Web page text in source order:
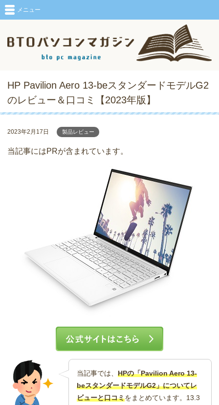
メニュー
HP Pavilion Aero 13-beスタンダードモデルG2
のレビュー＆口コミ【2023年版】
2023年2月17日 製品レビュー
当記事にはPRが含まれています。
当記事では、HPの「Pavilion Aero 13-
beスタンダードモデルG2」についてレ
ビューと口コミをまとめています。13.3